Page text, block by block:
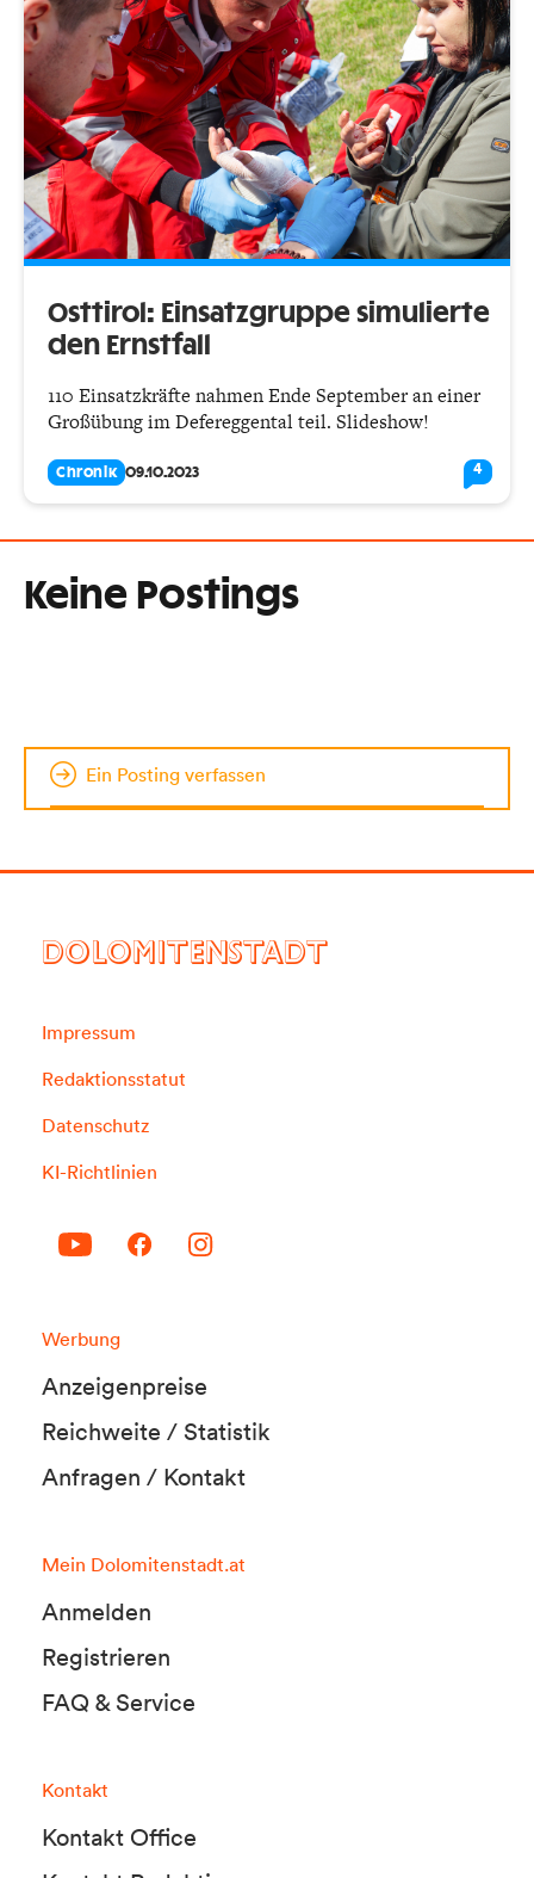
Osttirol: Einsatzgruppe simulierte
den Ernstfall
110 Einsatzkräfte nahmen Ende September an einer
Großübung im Defereggental teil. Slideshow!
Chronik 09.10.2023 4
Keine Postings
Ein Posting verfassen
DOLOMITENSTADT
Impressum
Redaktionsstatut
Datenschutz
KI-Richtlinien
Werbung
Anzeigenpreise
Reichweite / Statistik
Anfragen / Kontakt
Mein Dolomitenstadt.at
Anmelden
Registrieren
FAQ & Service
Kontakt
Kontakt Office